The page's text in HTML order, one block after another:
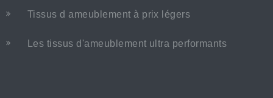
Tissus d ameublement à prix légers
Les tissus d'ameublement ultra performants